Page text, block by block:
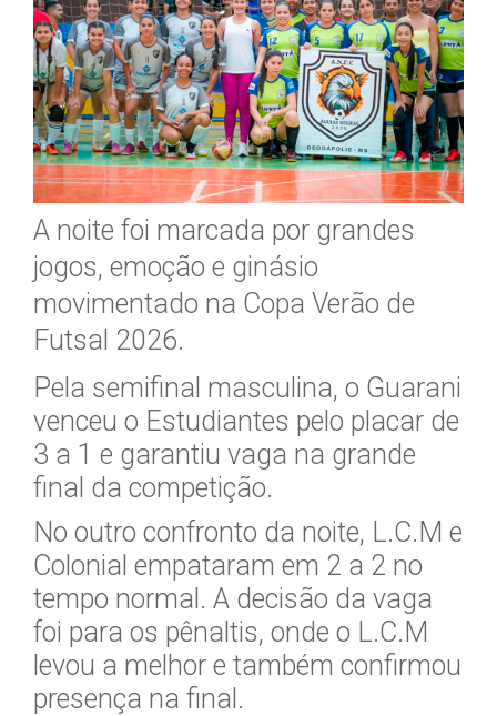
A noite foi marcada por grandes
jogos, emoção e ginásio
movimentado na Copa Verão de
Futsal 2026.
Pela semifinal masculina, o Guarani
venceu o Estudiantes pelo placar de
3 a 1 e garantiu vaga na grande
final da competição.
No outro confronto da noite, L.C.M e
Colonial empataram em 2 a 2 no
tempo normal. A decisão da vaga
foi para os pênaltis, onde o L.C.M
levou a melhor e também confirmou
presença na final.